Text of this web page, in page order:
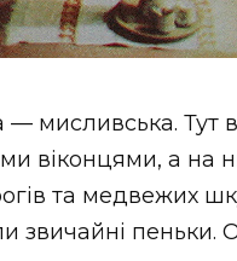
— мисливська. Тут
віконцями, а на
та медвежих
звичайні